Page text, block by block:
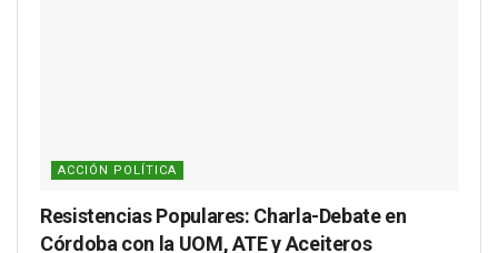
ACCIÓN POLÍTICA
Resistencias Populares: Charla-Debate en
Córdoba con la UOM, ATE y Aceiteros